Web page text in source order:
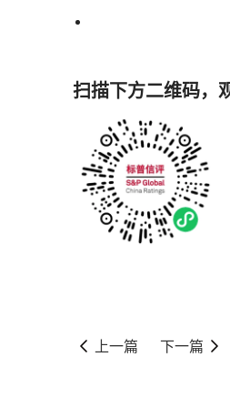
扫描下方二维码，
上一篇 下一篇